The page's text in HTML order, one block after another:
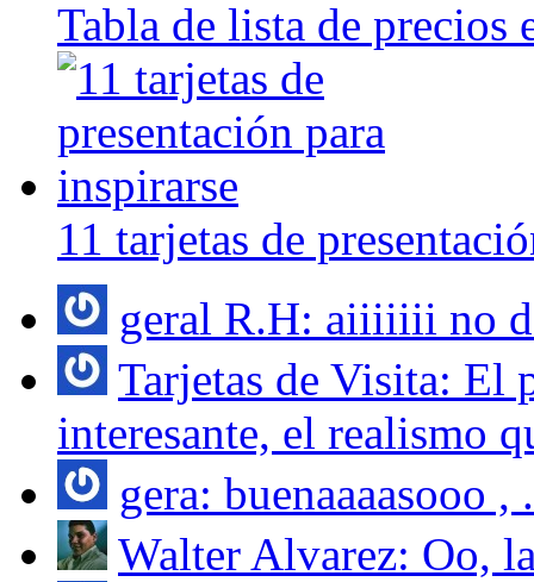
Tabla de lista de precios
11 tarjetas de
geral R.H: aiiiiiii no
Tarjetas de Visita: El
interesante, el realismo
gera: buenaaaasooo ,
Walter Alvarez: Oo,